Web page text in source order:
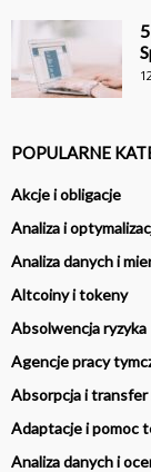
POPULARNE
Akcje i obligacje
Analiza i
Analiza danych i
Altcoiny i tokeny
Absolwencja ryzyka
Agencje pracy
Absorpcja i transfer
Adaptacje i pomoc
Analiza danych i